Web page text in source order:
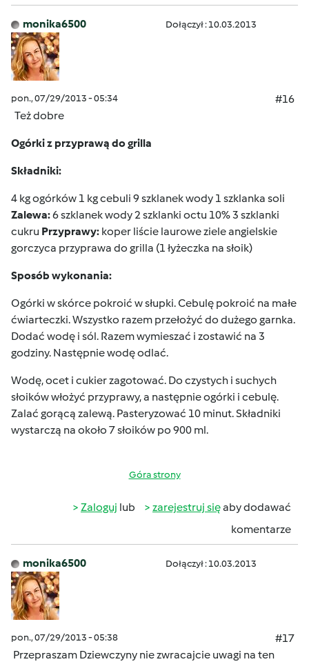
monika6500 Dołączył : 10.03.2013
pon., 07/29/2013 - 05:34
#16
Też dobre
Ogórki z przyprawą do grilla
Składniki:
4 kg ogórków 1 kg cebuli 9 szklanek wody 1 szklanka soli
Zalewa:6 szklanek wody 2 szklanki octu 10% 3 szklanki
cukru Przyprawy: koper liście laurowe ziele angielskie
gorczyca przyprawa do grilla (1 łyżeczka na słoik)
Sposób wykonania:
Ogórki w skórce pokroić w słupki. Cebulę pokroić na małe
ćwiarteczki. Wszystko razem przełożyć do dużego garnka.
Dodać wodę i sól. Razem wymieszać i zostawić na 3
godziny. Następnie wodę odlać.
Wodę, ocet i cukier zagotować. Do czystych i suchych
słoików włożyć przyprawy, a następnie ogórki i cebulę.
Zalać gorącą zalewą. Pasteryzować 10 minut. Składniki
wystarczą na około 7 słoików po 900 ml.
Góra strony
Zaloguj lub zarejestruj sięaby dodawać
komentarze
monika6500 Dołączył : 10.03.2013
pon., 07/29/2013 - 05:38
#17
Przepraszam Dziewczyny nie zwracajcie uwagi na ten